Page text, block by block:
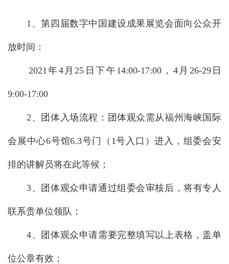
1、第四届数字中国建设成果展览会面向公众开
放时间：
2021年4月25日下午14:00-17:00，4月26-29日
9:00-17:00
2、团体入场流程：团体观众需从福州海峡国际
会展中心6号馆6.3号门（1号入口）进入，组委会安
排的讲解员将在此等候；
3、团体观众申请通过组委会审核后，将有专人
联系贵单位领队；
4、团体观众申请需要完整填写以上表格，盖单
位公章有效；